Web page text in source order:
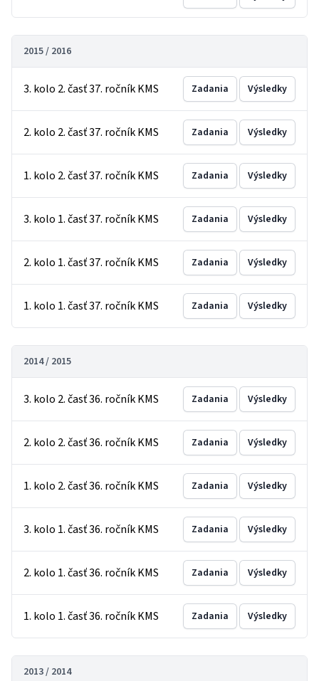
2015 / 2016
3. kolo 2. časť 37. ročník KMS Zadania Výsledky
2. kolo 2. časť 37. ročník KMS Zadania Výsledky
1. kolo 2. časť 37. ročník KMS Zadania Výsledky
3. kolo 1. časť 37. ročník KMS Zadania Výsledky
2. kolo 1. časť 37. ročník KMS Zadania Výsledky
1. kolo 1. časť 37. ročník KMS Zadania Výsledky
2014 / 2015
3. kolo 2. časť 36. ročník KMS Zadania Výsledky
2. kolo 2. časť 36. ročník KMS Zadania Výsledky
1. kolo 2. časť 36. ročník KMS Zadania Výsledky
3. kolo 1. časť 36. ročník KMS Zadania Výsledky
2. kolo 1. časť 36. ročník KMS Zadania Výsledky
1. kolo 1. časť 36. ročník KMS Zadania Výsledky
2013 / 2014